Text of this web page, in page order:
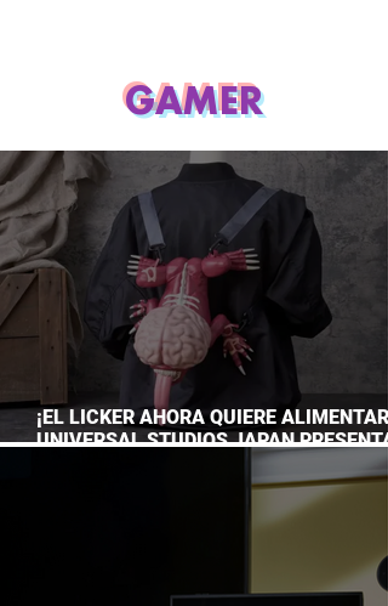
GAMER
¡EL LICKER AHORA QUIERE
UNIVERSAL STUDIOS JAPAN PRESENTA
SU TERRORÍFICA COLECCIÓN DE